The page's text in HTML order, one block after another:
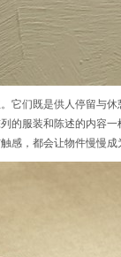
它们既是供人停留与
的服装和陈述的内容
感，都会让物件慢慢